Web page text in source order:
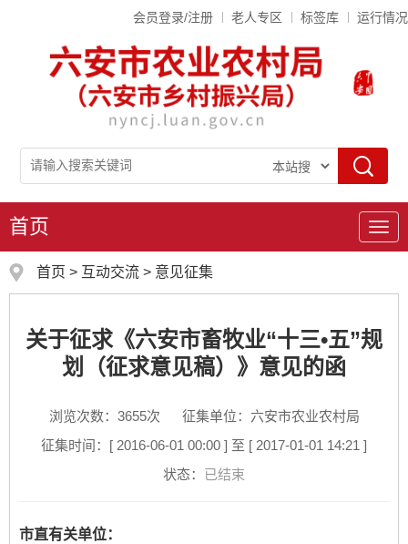
会员登录/注册 老人专区 标签库 运行情况
导
航
首页
首页 > 互动交流 > 意见征集
关于征求《六安市畜牧业“十三•五”规
划（征求意见稿）》意见的函
浏览次数： 3655次
征集单位：六安市农业农村局
征集时间：[ 2016-06-01 00:00 ] 至 [ 2017-01-01 14:21 ]
状态： 已结束
市直有关单位：